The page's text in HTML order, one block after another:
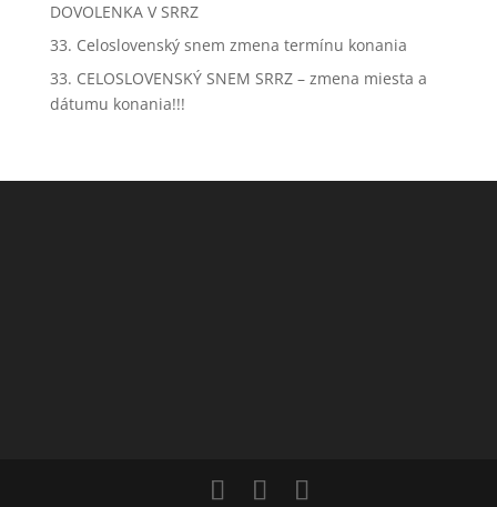
DOVOLENKA V SRRZ
33. Celoslovenský snem zmena termínu konania
33. CELOSLOVENSKÝ SNEM SRRZ – zmena miesta a
dátumu konania!!!